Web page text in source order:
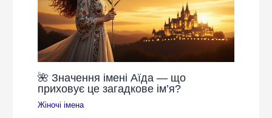
🌺 Значення імені Аїда — що
приховує це загадкове ім’я?
Жіночі імена